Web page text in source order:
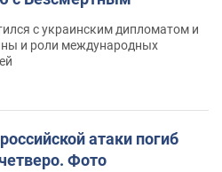
с украинским дипломатом и
и роли международных
атаки погиб
Фото